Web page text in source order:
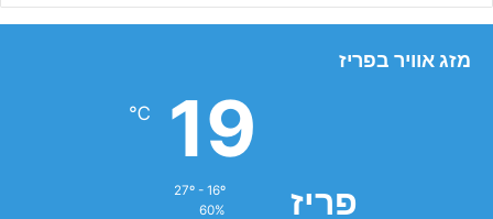
מזג אוויר בפריז
פריז
19
℃
27º - 16º
60%